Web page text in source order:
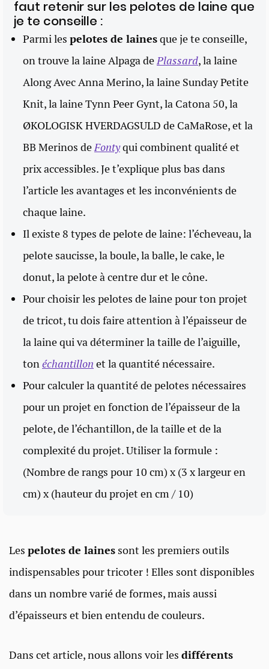
faut retenir sur les pelotes de laine que
je te conseille :
Parmi les pelotes de lainesque je te conseille,
on trouve la laine Alpaga dePlassard, la laine
Along Avec Anna Merino, la laine Sunday Petite
Knit, la laine Tynn Peer Gynt, la Catona 50, la
ØKOLOGISK HVERDAGSULD de CaMaRose, et la
BB Merinos deFontyqui combinent qualité et
prix accessibles. Je t’explique plus bas dans
l’article les avantages et les inconvénients de
chaque laine.
Il existe 8 types de pelote de laine: l’écheveau, la
pelote saucisse, la boule, la balle, le cake, le
donut, la pelote à centre dur et le cône.
Pour choisir les pelotes de laine pour ton projet
de tricot, tu dois faire attention à l’épaisseur de
la laine qui va déterminer la taille de l’aiguille,
tonéchantillon et la quantité nécessaire.
Pour calculer la quantité de pelotes nécessaires
pour un projet en fonction de l’épaisseur de la
pelote, de l’échantillon, de la taille et de la
complexité du projet. Utiliser la formule :
(Nombre de rangs pour 10 cm) x (3 x largeur en
cm) x (hauteur du projet en cm / 10)
Les pelotes de laines sont les premiers outils
indispensables pour tricoter ! Elles sont disponibles
dans un nombre varié de formes, mais aussi
d’épaisseurs et bien entendu de couleurs.
Dans cet article, nous allons voir les différents